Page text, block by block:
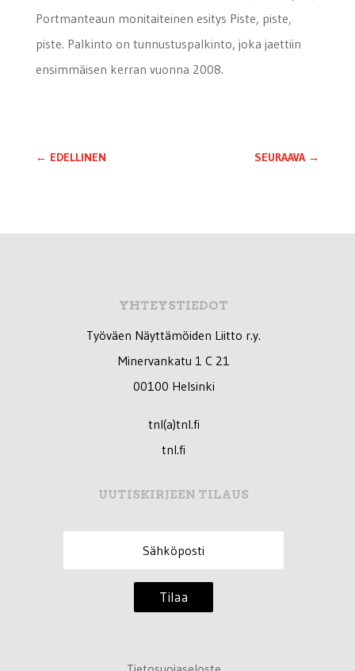
Portmanteaun monitaiteinen esitys Piste, piste,
piste. Palkinto on tunnustuspalkinto, joka jaettiin
ensimmäisen kerran vuonna 2008.
← EDELLINEN SEURAAVA →
YHTEYSTIEDOT
Työväen Näyttämöiden Liitto r.y.
Minervankatu 1 C 21
00100 Helsinki
tnl(a)tnl.fi
tnl.fi
UUTISKIRJEEN TILAUS
Tilaa